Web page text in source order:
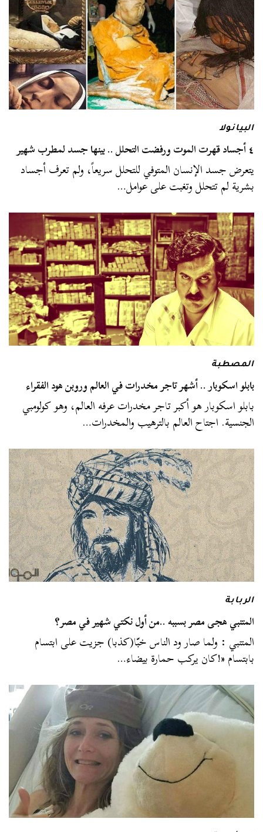
البيانولا
٤ أجساد قهرت الموت ورفضت التحلل .. بينها جسد لمطرب شهير
يتعرض جسد الإنسان المتوفي للتحلل سريعاً، ولم تعرف أجساد
بشرية لم تتحلل وتغبت على عوامل…
المصطبة
بابلو اسكوبار .. أشهر تاجر مخدرات في العالم وروبن هود الفقراء
بابلو اسكوبار هو أكبر تاجر مخدرات عرفه العالم، وهو كولومبي
الجنسية. اجتاح العالم بالترهيب والمخدرات…
الربابة
المتنبي هجى مصر بسببه ..من أول نكتي شهير في مصر؟
المتنبي : ولما صار ود الناس خبّا(كذبا) جزيت على ابتسام
بابتسام «!كان يركب حمارة بيضاء…